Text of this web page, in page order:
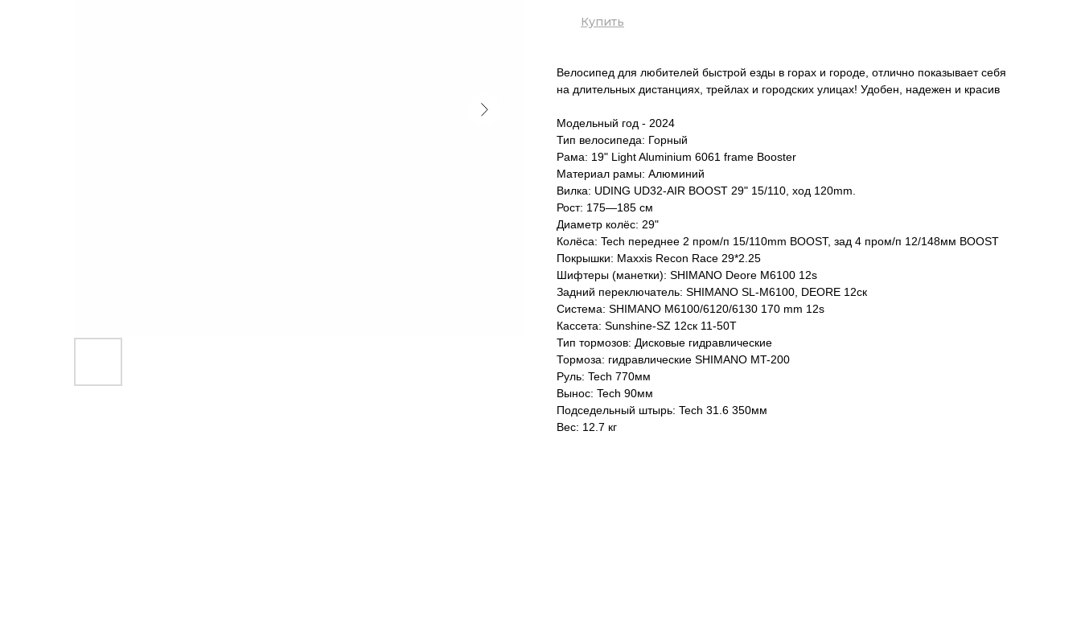
Купить
Велосипед для любителей быстрой езды в горах и городе, отлично показывает себя
на длительных дистанциях, трейлах и городских улицах! Удобен, надежен и красив
Модельный год - 2024
Тип велосипеда: Горный
Рама: 19" Light Aluminium 6061 frame Booster
Материал рамы: Алюминий
Вилка: UDING UD32-AIR BOOST 29" 15/110, ход 120mm.
Рост: 175—185 см
Диаметр колёс: 29"
Колёса: Tech переднее 2 пром/п 15/110mm BOOST, зад 4 пром/п 12/148мм BOOST
Покрышки: Maxxis Recon Race 29*2.25
Шифтеры (манетки): SHIMANO Deore M6100 12s
Задний переключатель: SHIMANO SL-M6100, DEORE 12ск
Система: SHIMANO M6100/6120/6130 170 mm 12s
Кассета: Sunshine-SZ 12ск 11-50T
Тип тормозов: Дисковые гидравлические
Тормоза: гидравлические SHIMANO MT-200
Руль: Tech 770мм
Вынос: Tech 90мм
Подседельный штырь: Tech 31.6 350мм
Вес: 12.7 кг